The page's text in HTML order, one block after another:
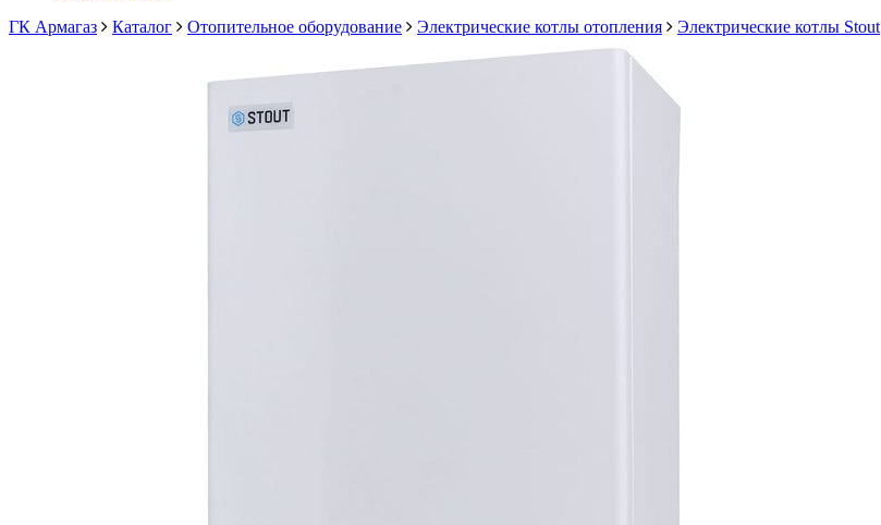
ГК Армагаз
Каталог Отопительное оборудование Электрические котлы отопления Электрические котлы Stout